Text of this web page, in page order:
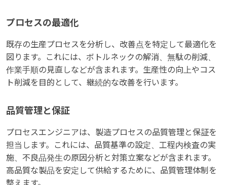
プロセスの最適化
既存の生産プロセスを分析し、改善点を特定して最適化を
図ります。これには、ボトルネックの解消、無駄の削減、
作業手順の見直しなどが含まれます。生産性の向上やコス
ト削減を目的として、継続的な改善を行います。
品質管理と保証
プロセスエンジニアは、製造プロセスの品質管理と保証を
担当します。これには、品質基準の設定、工程内検査の実
施、不良品発生の原因分析と対策立案などが含まれます。
高品質な製品を安定して供給するために、品質管理体制を